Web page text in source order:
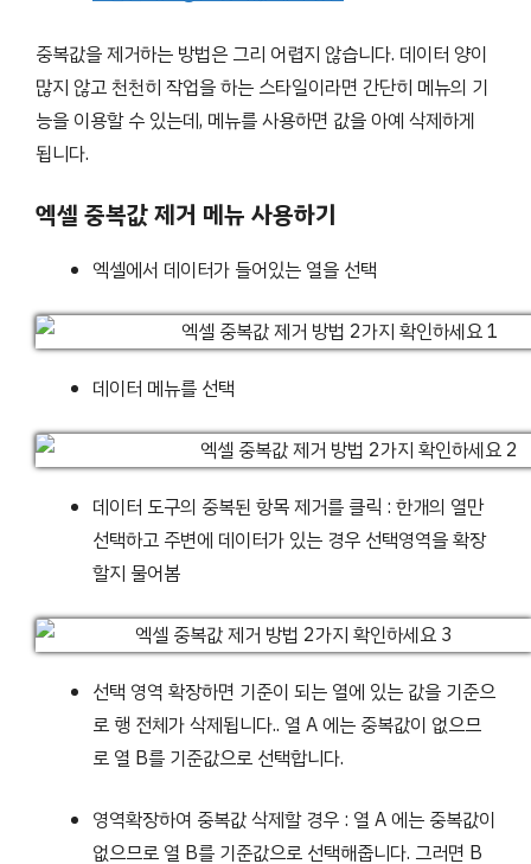
중복값을 제거하는 방법은 그리 어렵지 않습니다. 데이터 양이
많지 않고 천천히 작업을 하는 스타일이라면 간단히 메뉴의 기
능을 이용할 수 있는데, 메뉴를 사용하면 값을 아예 삭제하게
됩니다.
엑셀 중복값 제거 메뉴 사용하기
엑셀에서 데이터가 들어있는 열을 선택
데이터 메뉴를 선택
데이터 도구의 중복된 항목 제거를 클릭 : 한개의 열만
선택하고 주변에 데이터가 있는 경우 선택영역을 확장
할지 물어봄
선택 영역 확장하면 기준이 되는 열에 있는 값을 기준으
로 행 전체가 삭제됩니다.. 열 A 에는 중복값이 없으므
로 열 B를 기준값으로 선택합니다.
영역확장하여 중복값 삭제할 경우 : 열 A 에는 중복값이
없으므로 열 B를 기준값으로 선택해줍니다. 그러면 B